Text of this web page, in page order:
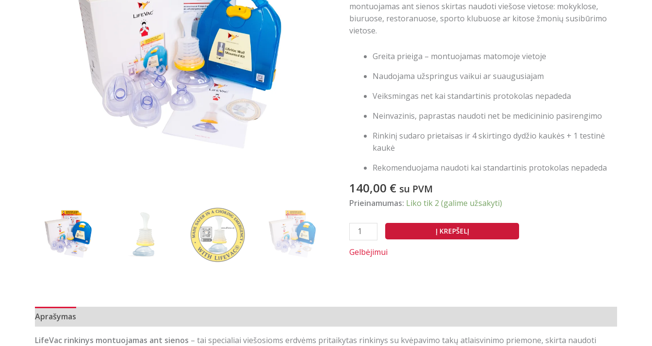
montuojamas ant sienos skirtas naudoti viešose vietose: mokyklose,
biuruose, restoranuose, sporto klubuose ar kitose žmonių susibūrimo
vietose.
Greita prieiga – montuojamas matomoje vietoje
Naudojama užspringus vaikui ar suaugusiajam
Veiksmingas net kai standartinis protokolas nepadeda
Neinvazinis, paprastas naudoti net be medicininio pasirengimo
Rinkinį sudaro prietaisas ir 4 skirtingo dydžio kaukės + 1 testinė
kaukė
Rekomenduojama naudoti kai standartinis protokolas nepadeda
140,00 € su PVM
Prieinamumas: Liko tik 2 (galime užsakyti)
produkto
kiekis:
LifeVac
ant
sienos
Į KREPŠELĮ
Gelbėjimui
Aprašymas
LifeVac rinkinys montuojamas ant sienos – tai specialiai viešosioms erdvėms pritaikytas rinkinys su kvėpavimo takų atlaisvinimo priemone, skirta naudoti